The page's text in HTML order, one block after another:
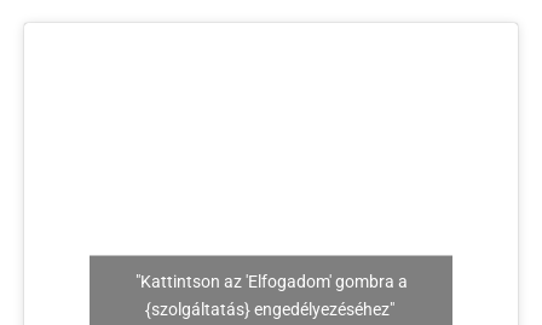
"Kattintson az 'Elfogadom' gombra a
{szolgáltatás} engedélyezéséhez"